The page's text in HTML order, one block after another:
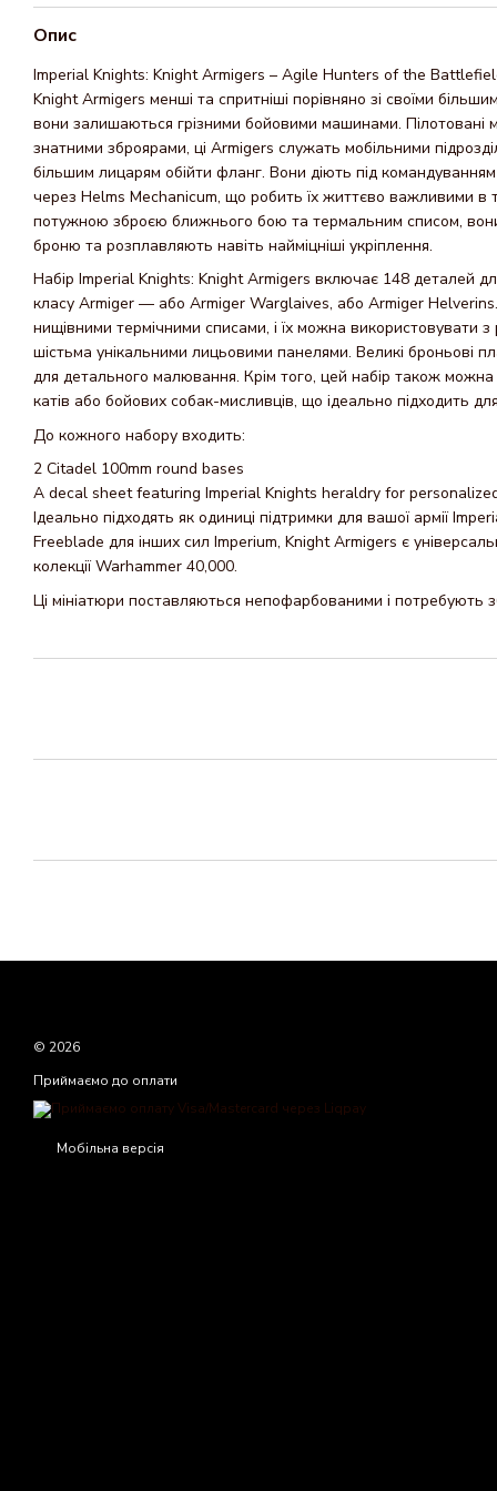
Опис
Imperial Knights: Knight Armigers – Agile Hunters of the
Knight Armigers менші та спритніші порівняно зі своїми
вони залишаються грізними бойовими машинами.
знатними зброярами, ці Armigers служать мобільними
більшим лицарям обійти фланг. Вони діють під
через Helms Mechanicum, що робить їх життєво важливими в
потужною зброєю ближнього бою та термальним списом,
броню та розплавляють навіть найміцніші укріплення.
Набір Imperial Knights: Knight Armigers включає 148 деталей
класу Armiger — або Armiger Warglaives, або Armiger
нищівними термічними списами, і їх можна використовувати
шістьма унікальними лицьовими панелями. Великі броньові
для детального малювання. Крім того, цей набір також
катів або бойових собак-мисливців, що ідеально підходить
До кожного набору входить:
2 Citadel 100mm round bases
A decal sheet featuring Imperial Knights heraldry for
Ідеально підходять як одиниці підтримки для вашої армії
Freeblade для інших сил Imperium, Knight Armigers є
колекції Warhammer 40,000.
Ці мініатюри поставляються непофарбованими і потребують
© 2026
Приймаємо до оплати
Мобільна версія